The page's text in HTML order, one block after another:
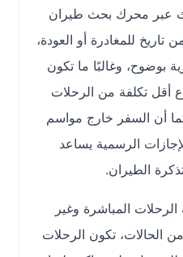
محرك بحث طيران
للمغادرة أو العودة،
وغالبًا ما تكون
من الرحلات
السفر خارج مواسم
الرسمية يساعد
المباشرة وغير
تكون الرحلات